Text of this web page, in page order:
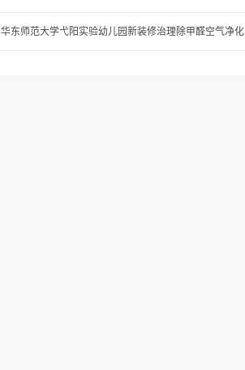
华东师范大学弋阳实验幼儿园新装修治理除甲醛空气净化